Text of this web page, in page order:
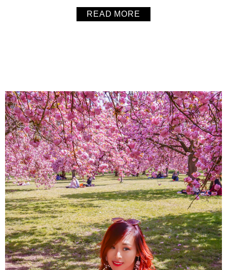
食愛旅遊日誌的粉絲團，你按讚了嗎??>ˇ<
READ MORE
About